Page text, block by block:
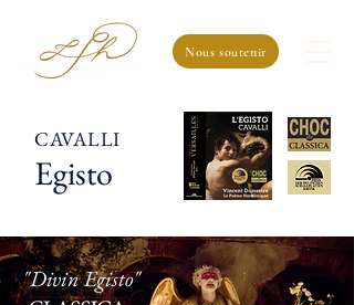
Nous soutenir
CAVALLI
Egisto
"Divin Egisto"